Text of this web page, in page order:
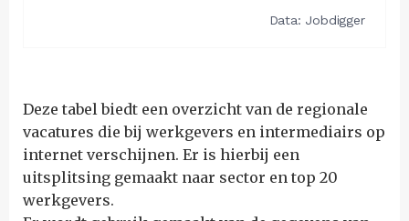
Deze tabel biedt een overzicht van de regionale
vacatures die bij werkgevers en intermediairs op
internet verschijnen. Er is hierbij een
uitsplitsing gemaakt naar sector en top 20
werkgevers.